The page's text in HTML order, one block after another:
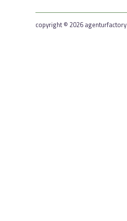
copyright © 2026 agenturfactory